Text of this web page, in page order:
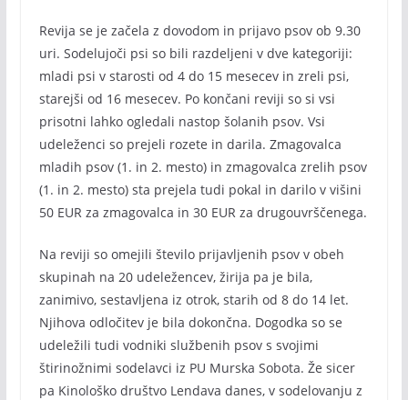
Revija se je začela z dovodom in prijavo psov ob 9.30
uri. Sodelujoči psi so bili razdeljeni v dve kategoriji:
mladi psi v starosti od 4 do 15 mesecev in zreli psi,
starejši od 16 mesecev. Po končani reviji so si vsi
prisotni lahko ogledali nastop šolanih psov. Vsi
udeleženci so prejeli rozete in darila. Zmagovalca
mladih psov (1. in 2. mesto) in zmagovalca zrelih psov
(1. in 2. mesto) sta prejela tudi pokal in darilo v višini
50 EUR za zmagovalca in 30 EUR za drugouvrščenega.
Na reviji so omejili število prijavljenih psov v obeh
skupinah na 20 udeležencev, žirija pa je bila,
zanimivo, sestavljena iz otrok, starih od 8 do 14 let.
Njihova odločitev je bila dokončna. Dogodka so se
udeležili tudi vodniki službenih psov s svojimi
štirinožnimi sodelavci iz PU Murska Sobota. Že sicer
pa Kinološko društvo Lendava danes, v sodelovanju z